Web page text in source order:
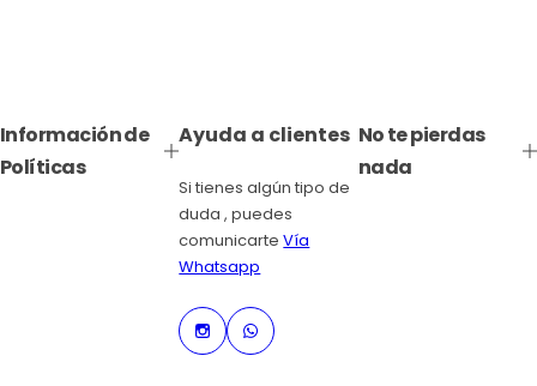
Información de
Políticas
Ayuda a clientes
Si tienes algún tipo de
duda , puedes
comunicarteVía
Whatsapp
No te pierdas
nada